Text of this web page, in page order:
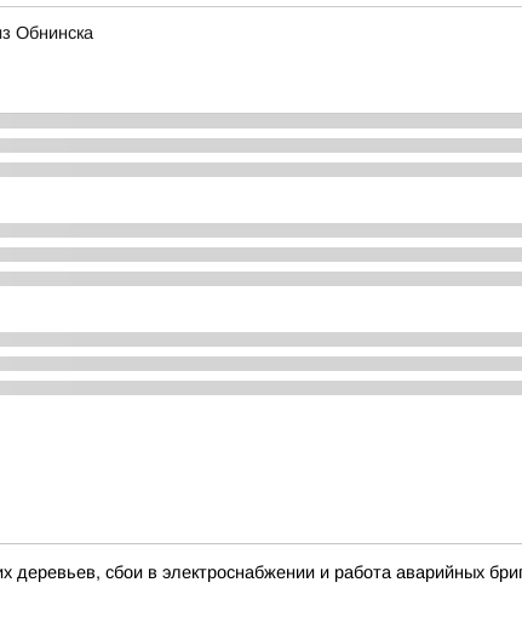
Обнинска
сбои в электроснабжении и работа аварийных